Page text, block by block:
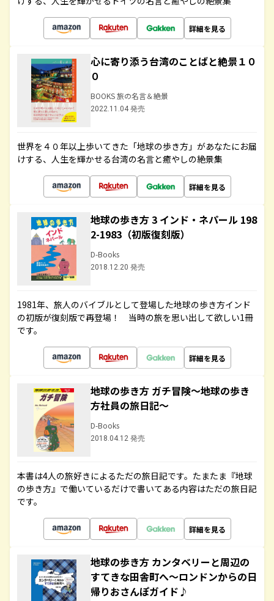
詳細を見る
心に寄り添う台湾のことばと絶景１０
０
BOOKS 旅の名言＆絶景
2022.11.04 発売
世界を４０年以上歩いてきた「地球の歩き方」があなたにお届
けする、人生を輝かせる台湾の名言と癒やしの絶景集
詳細を見る
地球の歩き方 3 インド・ネパール 198
2-1983（初版復刻版）
D-Books
2018.12.20 発売
1981年、旅人のバイブルとして登場した地球の歩き方インド
の初版が復刻版で再登場！ 当時の旅を思い出して欲しい1冊
です。
詳細を見る
地球の歩き方 ガチ冒険～地球の歩き
方社員の旅日記～
D-Books
2018.04.12 発売
本書は4人の旅好きによるただの旅日記です。たまたま『地球
の歩き方』で働いているだけで書いてある内容はただの旅日記
です。
詳細を見る
地球の歩き方 カンタベリーと周辺の
すてきな田舎町へ～ロンドンからの日
帰りおさんぽガイド♪